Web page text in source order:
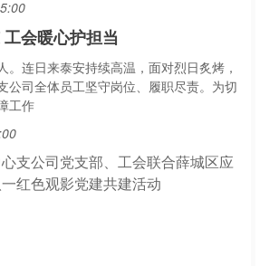
会暖心护担当
。连日来泰安持续高温，面对烈日炙烤，
公司全体员工坚守岗位、履职尽责。为切
工作